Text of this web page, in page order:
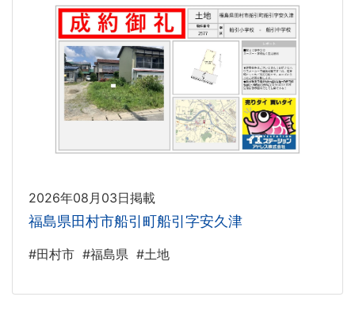
2026年08月03日掲載
福島県田村市船引町船引字安久津
#田村市 #福島県 #土地